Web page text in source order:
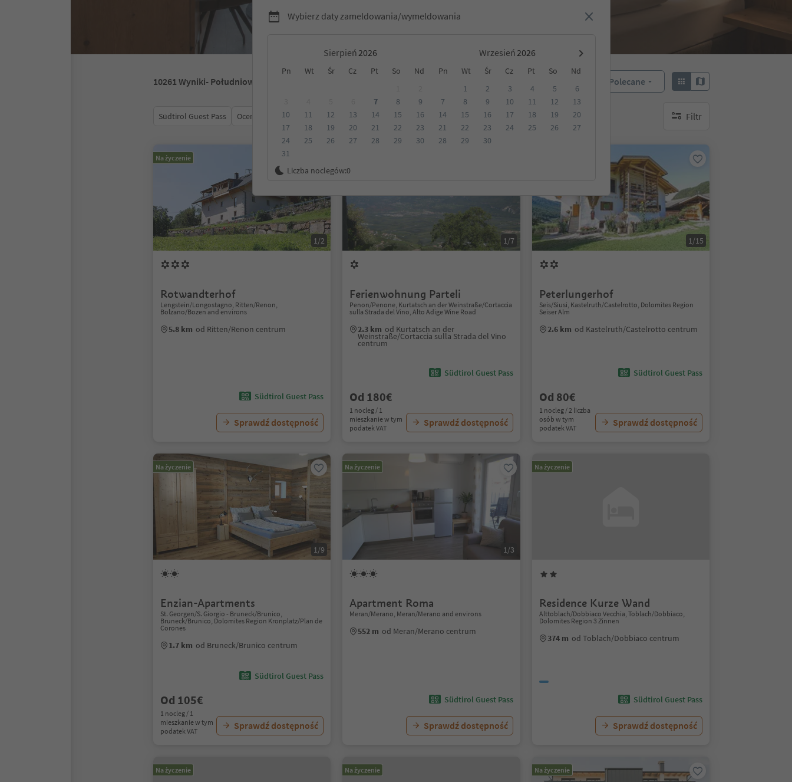
Wybierz daty zameldowania/wymeldowania
Sierpień Wrzesień
Pn Wt Śr Cz Pt So Nd Pn Wt Śr Cz Pt So
Nd
7 8
9
10
11 12 13 14 15
16
17
18 19 20 21 22
23
24
25 26 27 28 29
30
31
1 2 3 4 5
6
7
8 9 10 11 12
13
14
15 16 17 18 19
20
21
22 23 24 25 26
27
28
29 30
Liczba noclegów:0
10261 Wyniki- Południowy Tyrol Polecane
Südtirol Guest Pass Ocena Kategoria Opcje wyżywienia Ekologiczne zakwaterowanie Filtr
brak aktywnych filtrów
Na życzenie
1/2
Rotwandterhof
Lengstein/Longostagno, Ritten/Renon,
Bolzano/Bozen and environs
5.8 km od Ritten/Renon centrum
Südtirol Guest Pass
Sprawdź dostępność
1/7
Ferienwohnung Parteli
Penon/Penone, Kurtatsch an der Weinstraße/Cortaccia
sulla Strada del Vino, Alto Adige Wine Road
2.3 km od Kurtatsch an der
Weinstraße/Cortaccia sulla Strada del Vino
centrum
Südtirol Guest Pass
Od 180€
1 nocleg / 1
mieszkanie w tym
podatek VAT
Sprawdź dostępność
1/15
Peterlungerhof
Seis/Siusi, Kastelruth/Castelrotto, Dolomites Region
Seiser Alm
2.6 km od Kastelruth/Castelrotto centrum
Südtirol Guest Pass
Od 80€
1 nocleg / 2 liczba
osób w tym
podatek VAT
Sprawdź dostępność
Na życzenie
1/9
Enzian-Apartments
St. Georgen/S. Giorgio - Bruneck/Brunico,
Bruneck/Brunico, Dolomites Region Kronplatz/Plan de
Corones
1.7 km od Bruneck/Brunico centrum
Südtirol Guest Pass
Od 105€
1 nocleg / 1
mieszkanie w tym
podatek VAT
Sprawdź dostępność
Na życzenie
1/3
Apartment Roma
Meran/Merano, Meran/Merano and environs
552 m od Meran/Merano centrum
Südtirol Guest Pass
Sprawdź dostępność
Na życzenie
Residence Kurze Wand
Alttoblach/Dobbiaco Vecchia, Toblach/Dobbiaco,
Dolomites Region 3 Zinnen
374 m od Toblach/Dobbiaco centrum
Südtirol Guest Pass
Sprawdź dostępność
Na życzenie Na życzenie Na życzenie